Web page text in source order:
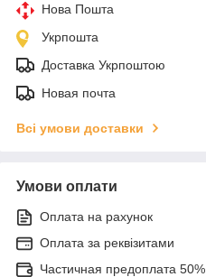
Нова Пошта
Укрпошта
Доставка Укрпоштою
Новая почта
Всі умови доставки
Умови оплати
Оплата на рахунок
Оплата за реквізитами
Частичная предоплата 50%